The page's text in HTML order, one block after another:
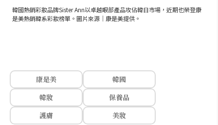
韓國熱銷彩妝品牌Sister Ann以卓越眼部產品攻佔韓日市場，近期也榮登康
是美熱銷韓系彩妝榜單。圖片來源｜康是美提供。
康是美
韓國
韓妝
保養品
護膚
美妝